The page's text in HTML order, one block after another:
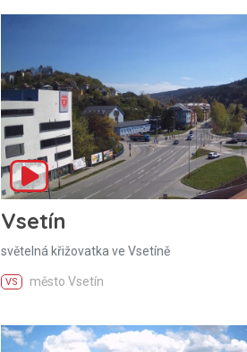
Vsetín
světelná křižovatka ve Vsetíně
VS město Vsetín